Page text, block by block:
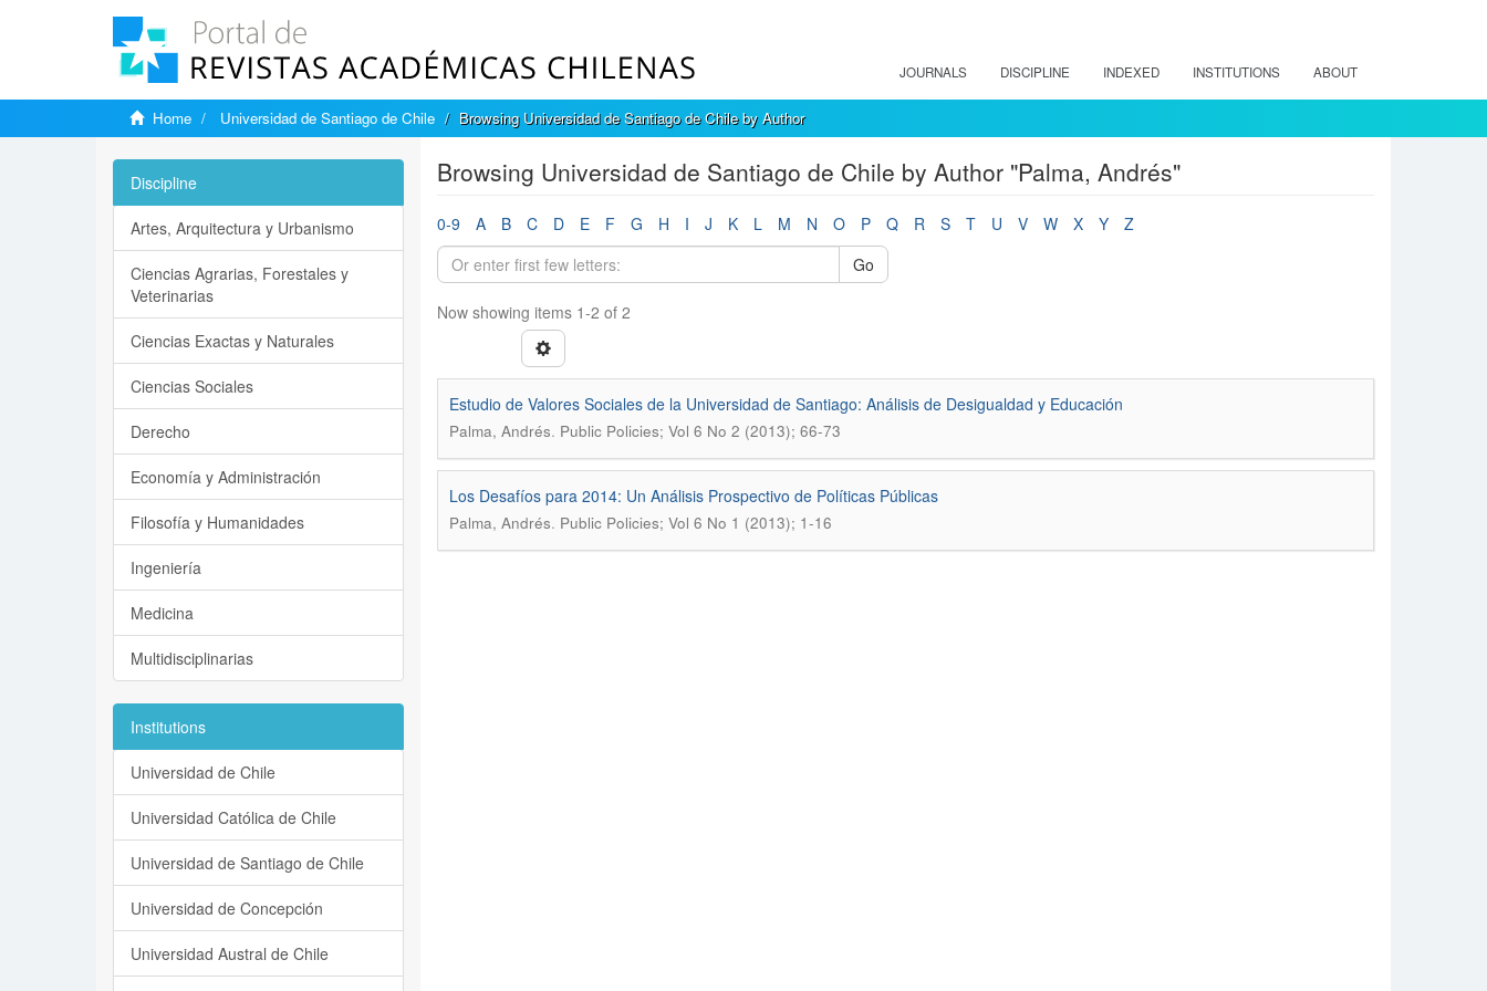
JOURNALS DISCIPLINE INDEXED INSTITUTIONS ABOUT
Home Universidad de Santiago de Chile Browsing Universidad de Santiago de Chile by Author
Browsing Universidad de Santiago de Chile by Author "Palma, Andrés"
0-9 A B C D E F G H I J K L M N O P Q R S T U V W X Y
Z
Go
Now showing items 1-2 of 2
Estudio de Valores Sociales de la Universidad de Santiago: Análisis de Desigualdad y Educación
Palma, Andrés. Public Policies; Vol 6 No 2 (2013); 66-73
Los Desafíos para 2014: Un Análisis Prospectivo de Políticas Públicas
Palma, Andrés. Public Policies; Vol 6 No 1 (2013); 1-16
Discipline
Artes, Arquitectura y Urbanismo
Ciencias Agrarias, Forestales y
Veterinarias
Ciencias Exactas y Naturales
Ciencias Sociales
Derecho
Economía y Administración
Filosofía y Humanidades
Ingeniería
Medicina
Multidisciplinarias
Institutions
Universidad de Chile
Universidad Católica de Chile
Universidad de Santiago de Chile
Universidad de Concepción
Universidad Austral de Chile